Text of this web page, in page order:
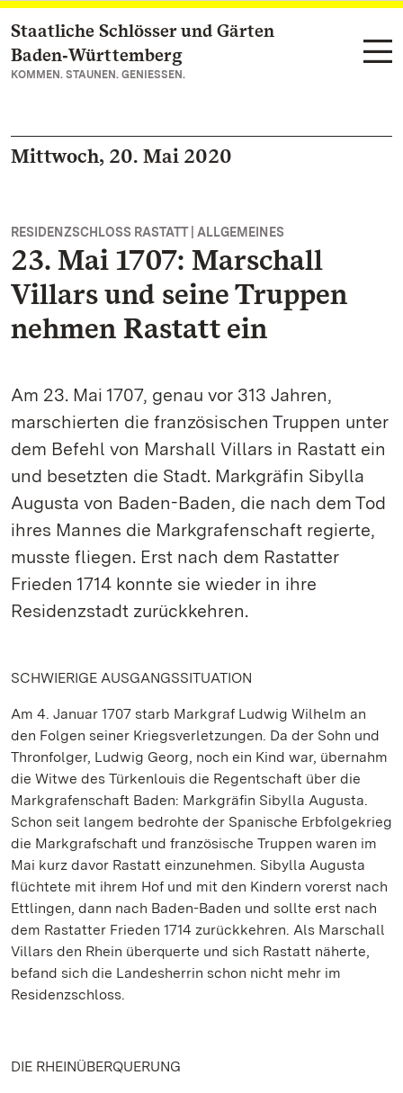
Zum Hauptinhalt springen
Staatliche Schlösser und Gärten
Baden‑Württemberg
KOMMEN. STAUNEN. GENIESSEN.
Mittwoch, 20. Mai 2020
RESIDENZSCHLOSS RASTATT | ALLGEMEINES
23. Mai 1707: Marschall
Villars und seine Truppen
nehmen Rastatt ein
Am 23. Mai 1707, genau vor 313 Jahren,
marschierten die französischen Truppen unter
dem Befehl von Marshall Villars in Rastatt ein
und besetzten die Stadt. Markgräfin Sibylla
Augusta von Baden-Baden, die nach dem Tod
ihres Mannes die Markgrafenschaft regierte,
musste fliegen. Erst nach dem Rastatter
Frieden 1714 konnte sie wieder in ihre
Residenzstadt zurückkehren.
SCHWIERIGE AUSGANGSSITUATION
Am 4. Januar 1707 starb Markgraf Ludwig Wilhelm an
den Folgen seiner Kriegsverletzungen. Da der Sohn und
Thronfolger, Ludwig Georg, noch ein Kind war, übernahm
die Witwe des Türkenlouis die Regentschaft über die
Markgrafenschaft Baden: Markgräfin Sibylla Augusta.
Schon seit langem bedrohte der Spanische Erbfolgekrieg
die Markgrafschaft und französische Truppen waren im
Mai kurz davor Rastatt einzunehmen. Sibylla Augusta
flüchtete mit ihrem Hof und mit den Kindern vorerst nach
Ettlingen, dann nach Baden-Baden und sollte erst nach
dem Rastatter Frieden 1714 zurückkehren. Als Marschall
Villars den Rhein überquerte und sich Rastatt näherte,
befand sich die Landesherrin schon nicht mehr im
Residenzschloss.
DIE RHEINÜBERQUERUNG